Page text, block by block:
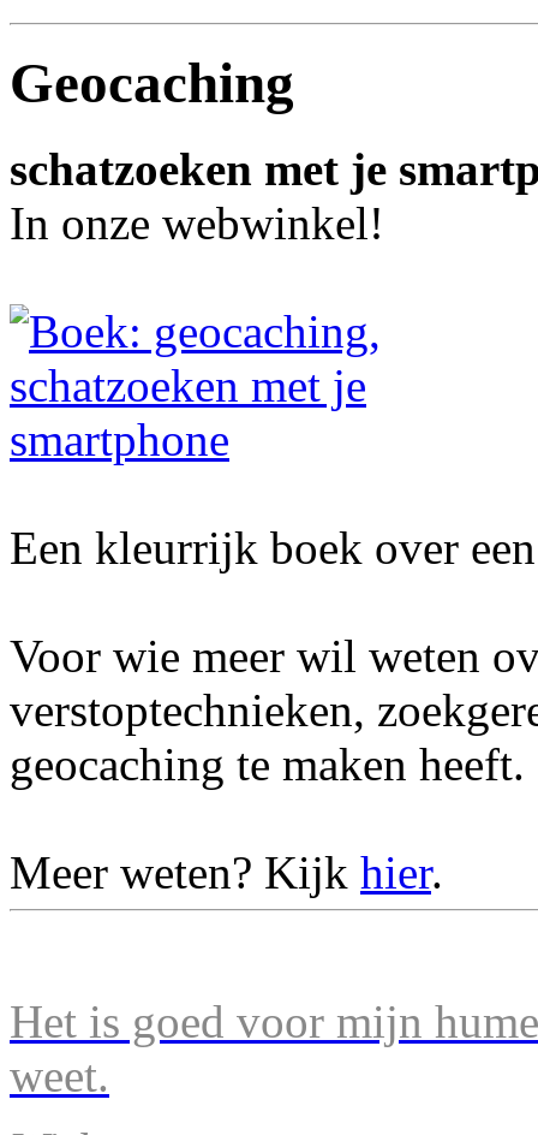
Geocaching
schatzoeken met je
In onze webwinkel!
Een kleurrijk boek over
Voor wie meer wil weten
verstoptechnieken,
geocaching te maken heeft.
Meer weten? Kijk hier.
Het is goed voor mijn
weet.